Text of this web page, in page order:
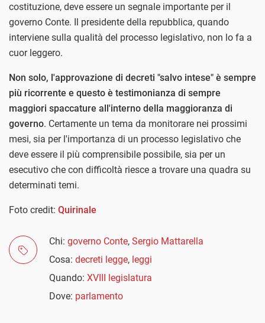
costituzione, deve essere un segnale importante per il
governo Conte. Il presidente della repubblica, quando
interviene sulla qualità del processo legislativo, non lo fa a
cuor leggero.
Non solo, l'approvazione di decreti "salvo intese" è sempre
più ricorrente e questo è testimonianza di sempre
maggiori spaccature all'interno della maggioranza di
governo. Certamente un tema da monitorare nei prossimi
mesi, sia per l'importanza di un processo legislativo che
deve essere il più comprensibile possibile, sia per un
esecutivo che con difficoltà riesce a trovare una quadra su
determinati temi.
Foto credit: Quirinale
Chi: governo Conte, Sergio Mattarella
Cosa: decreti legge, leggi
Quando: XVIII legislatura
Dove: parlamento